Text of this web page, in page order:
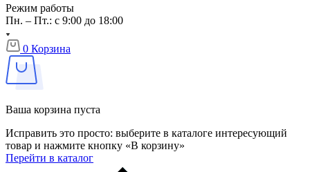
Режим работы
Пн. – Пт.: с 9:00 до 18:00
0 Корзина
Ваша корзина пуста
Исправить это просто: выберите в каталоге интересующий
товар и нажмите кнопку «В корзину»
Перейти в каталог